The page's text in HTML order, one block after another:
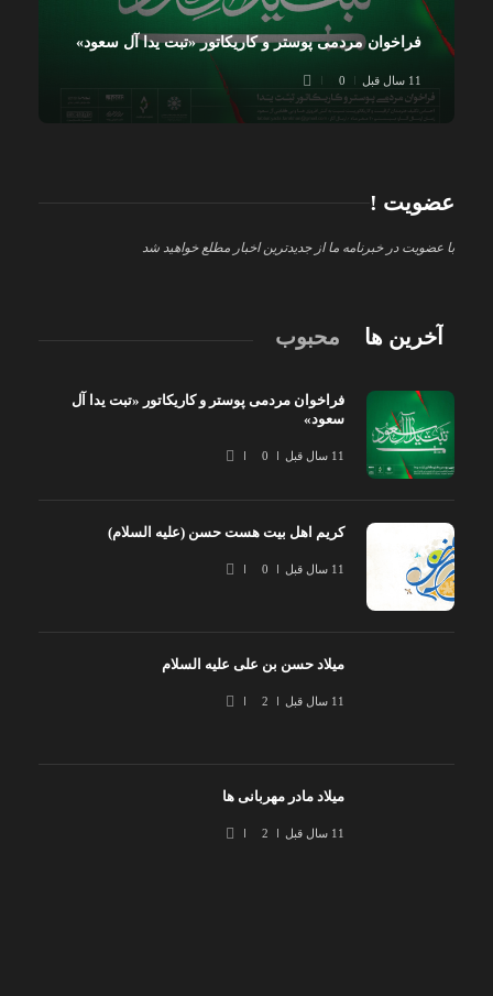
فراخوان مردمی پوستر و کاریکاتور «تبت یدا آل سعود»
11 سال قبل 0
عضویت !
با عضویت در خبرنامه ما از جدیدترین اخبار مطلع خواهید شد
آخرین ها محبوب
فراخوان مردمی پوستر و کاریکاتور «تبت یدا آل
سعود»
11 سال قبل 0
کریم اهل بیت هست حسن (علیه السلام)
11 سال قبل 0
میلاد حسن بن علی علیه السلام
11 سال قبل 2
میلاد مادر مهربانی ها
11 سال قبل 2